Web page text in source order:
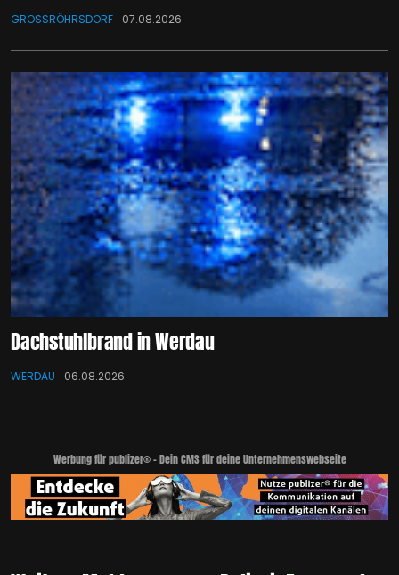
GROSSRÖHRSDORF 07.08.2026
Dachstuhlbrand in Werdau
WERDAU 06.08.2026
Werbung für publizer® - Dein CMS für deine Unternehmenswebseite